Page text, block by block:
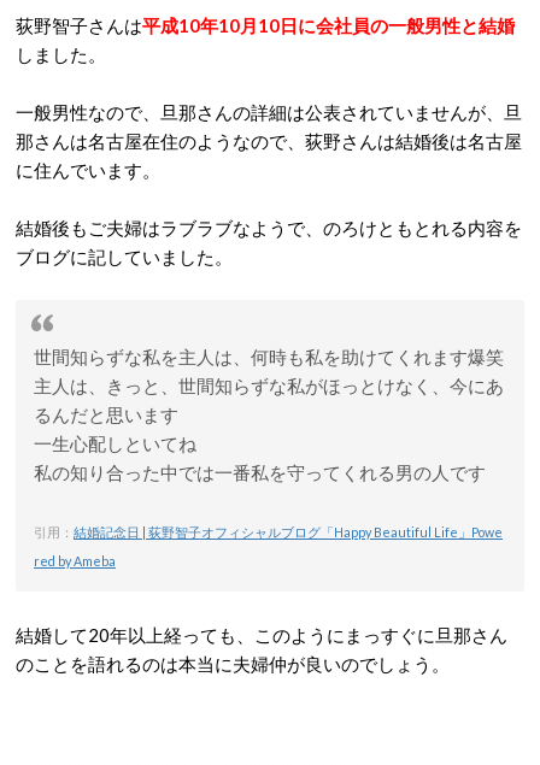
荻野智子さんは平成10年10月10日に会社員の一般男性と結婚
しました。
一般男性なので、旦那さんの詳細は公表されていませんが、旦
那さんは名古屋在住のようなので、荻野さんは結婚後は名古屋
に住んでいます。
結婚後もご夫婦はラブラブなようで、のろけともとれる内容を
ブログに記していました。
世間知らずな私を主人は、何時も私を助けてくれます爆笑
主人は、きっと、世間知らずな私がほっとけなく、今にあ
るんだと思います
一生心配しといてね
私の知り合った中では一番私を守ってくれる男の人です
引用： 結婚記念日 | 荻野智子オフィシャルブログ「Happy Beautiful Life」Powe
red by Ameba
結婚して20年以上経っても、このようにまっすぐに旦那さん
のことを語れるのは本当に夫婦仲が良いのでしょう。